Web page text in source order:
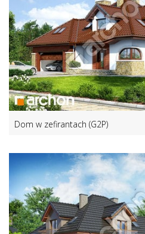
Dom w zefirantach (G2P)